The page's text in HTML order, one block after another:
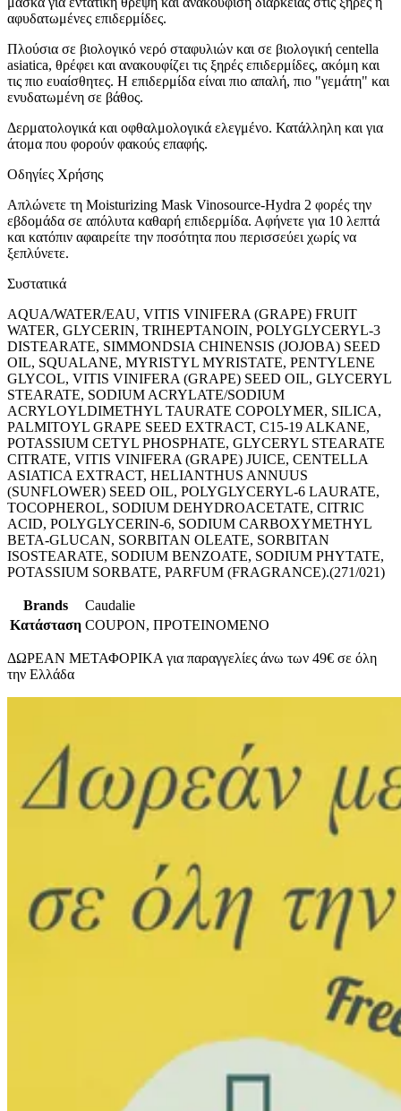
αφυδατωμένες επιδερμίδες.
Πλούσια σε βιολογικό νερό σταφυλιών και σε βιολογική centella
asiatica, θρέφει και ανακουφίζει τις ξηρές επιδερμίδες, ακόμη και
τις πιο ευαίσθητες. Η επιδερμίδα είναι πιο απαλή, πιο "γεμάτη" και
ενυδατωμένη σε βάθος.
Δερματολογικά και οφθαλμολογικά ελεγμένο. Κατάλληλη και για
άτομα που φορούν φακούς επαφής.
Οδηγίες Χρήσης
Απλώνετε τη Moisturizing Mask Vinosource-Hydra 2 φορές την
εβδομάδα σε απόλυτα καθαρή επιδερμίδα. Αφήνετε για 10 λεπτά
και κατόπιν αφαιρείτε την ποσότητα που περισσεύει χωρίς να
ξεπλύνετε.
Συστατικά
AQUA/WATER/EAU, VITIS VINIFERA (GRAPE) FRUIT
WATER, GLYCERIN, TRIHEPTANOIN, POLYGLYCERYL-3
DISTEARATE, SIMMONDSIA CHINENSIS (JOJOBA) SEED
OIL, SQUALANE, MYRISTYL MYRISTATE, PENTYLENE
GLYCOL, VITIS VINIFERA (GRAPE) SEED OIL, GLYCERYL
STEARATE, SODIUM ACRYLATE/SODIUM
ACRYLOYLDIMETHYL TAURATE COPOLYMER, SILICA,
PALMITOYL GRAPE SEED EXTRACT, C15-19 ALKANE,
POTASSIUM CETYL PHOSPHATE, GLYCERYL STEARATE
CITRATE, VITIS VINIFERA (GRAPE) JUICE, CENTELLA
ASIATICA EXTRACT, HELIANTHUS ANNUUS
(SUNFLOWER) SEED OIL, POLYGLYCERYL-6 LAURATE,
TOCOPHEROL, SODIUM DEHYDROACETATE, CITRIC
ACID, POLYGLYCERIN-6, SODIUM CARBOXYMETHYL
BETA-GLUCAN, SORBITAN OLEATE, SORBITAN
ISOSTEARATE, SODIUM BENZOATE, SODIUM PHYTATE,
POTASSIUM SORBATE, PARFUM (FRAGRANCE).(271/021)
Brands
Caudalie
Κατάσταση COUPON, ΠΡΟΤΕΙΝΟΜΕΝΟ
ΔΩΡΕΑΝ ΜΕΤΑΦΟΡΙΚΑ για παραγγελίες άνω των 49€ σε όλη
την Ελλάδα